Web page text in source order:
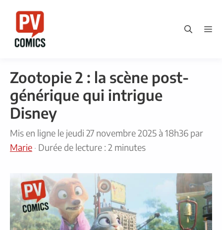
contenu
Zootopie 2 : la scène post-
générique qui intrigue
Disney
Mis en ligne le jeudi 27 novembre 2025 à 18h36 par
Marie · Durée de lecture : 2 minutes